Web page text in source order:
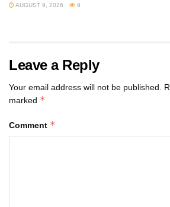
AUGUST 9, 2026 9
Leave a Reply
Your email address will not be published.
marked *
Comment *